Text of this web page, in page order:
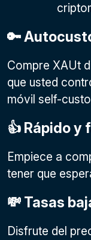
🔑
Compre XAUt
que usted
móvil self-
👍 Rápido y
Empiece a
tener que
💸 Tasas
Disfrute del